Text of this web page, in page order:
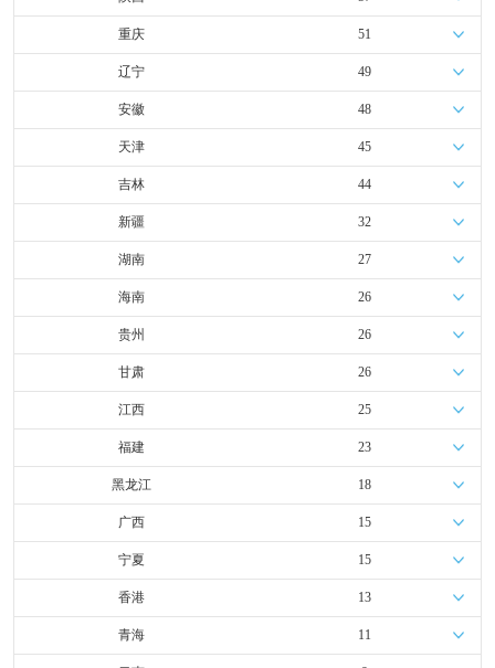
重庆 51
辽宁 49
安徽 48
天津 45
吉林 44
新疆 32
湖南 27
海南 26
贵州 26
甘肃 26
江西 25
福建 23
黑龙江 18
广西 15
宁夏 15
香港 13
青海 11